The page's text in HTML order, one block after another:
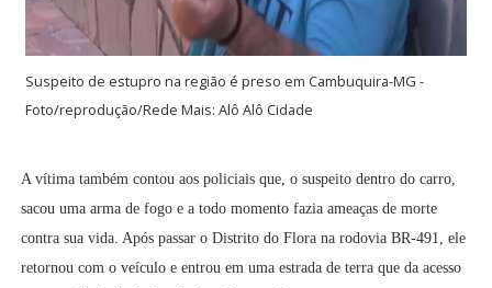
Suspeito de estupro na região é preso em Cambuquira-MG -
Foto/reprodução/Rede Mais: Alô Alô Cidade
A vítima também contou aos policiais que, o suspeito dentro do carro,
sacou uma arma de fogo e a todo momento fazia ameaças de morte
contra sua vida. Após passar o Distrito do Flora na rodovia BR-491, ele
retornou com o veículo e entrou em uma estrada de terra que da acesso